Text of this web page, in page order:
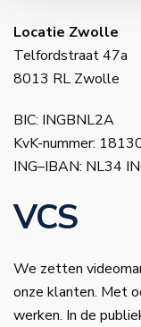
Locatie Zwolle
Telfordstraat 47a
8013 RL Zwolle
BIC: INGBNL2A
KvK-nummer:
ING–IBAN: NL34
VCS
We zetten
onze klanten. Met
werken. In de